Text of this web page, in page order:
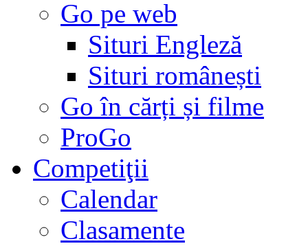
Go pe web
Situri Engleză
Situri românești
Go în cărți și filme
ProGo
Competiţii
Calendar
Clasamente